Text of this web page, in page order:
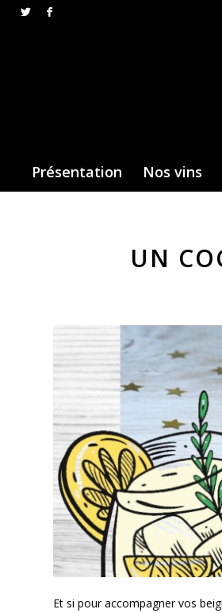
Présentation Nos vins
UN
Et si pour accompagner vos